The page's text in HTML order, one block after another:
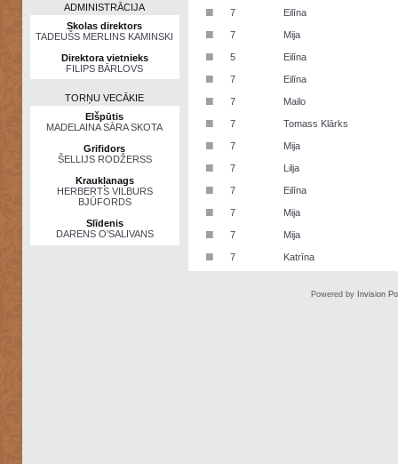
ADMINISTRĀCIJA
Skolas direktors
TADEUŠS MERLINS KAMINSKI
Direktora vietnieks
FILIPS BĀRLOVS
TORŅU VECĀKIE
Elšpūtis
MADELAINA SĀRA SKOTA
Grifidors
ŠELLIJS RODŽERSS
Kraukļanags
HERBERTS VILBURS
BJŪFORDS
Slīdenis
DARENS O’SALIVANS
■ 7 Eilīna
■ 7 Mija
■ 5 Eilīna
■ 7 Eilīna
■ 7 Mailo
■ 7 Tomass Klārks
■ 7 Mija
■ 7 Lilja
■ 7 Eilīna
■ 7 Mija
■ 7 Mija
■ 7 Katrīna
Powered by Invision